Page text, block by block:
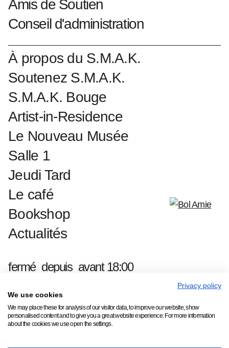
Amis de Soutien
Conseil d'administration
À propos du S.M.A.K.
Soutenez S.M.A.K.
S.M.A.K. Bouge
Artist-in-Residence
Le Nouveau Musée
Salle 1
Jeudi Tard
Le café
Bookshop
Actualités
fermé_depuis_avant 18:00
Contact & presse
Offres d'emploi
S.M.A.K. FAQ
+32 (0)9 323 60 01
Abonnez-vous à notre newsletter
Copyright © 2026 S.M.A.K. Tous droits réservés
Privacy policy
We use cookies
We may place these for analysis of our visitor data, to improve our website, show
personalised content and to give you a great website experience. For more information
about the cookies we use open the settings.